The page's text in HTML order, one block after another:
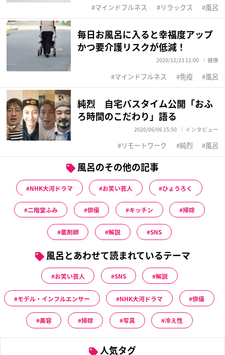
マインドフルネス リラックス 風呂
毎日お風呂に入ると幸福度アップ
かつ要介護リスクが低減！
2020/12/23 11:00 健康
マインドフルネス 免疫 風呂
純烈 自宅バスタイム公開「おふ
ろ時間のこだわり」語る
2020/06/06 15:50 インタビュー
リモートワーク 純烈 風呂
風呂のその他の記事
NHK大河ドラマ お笑い芸人 ひょうろく
二階堂ふみ 俳優 キッチン 掃除
薬剤師 解説 SNS
風呂とあわせて読まれているテーマ
お笑い芸人 SNS 解説
モデル・インフルエンサー NHK大河ドラマ 俳優
美容 掃除 写真 冷え性
人気タグ